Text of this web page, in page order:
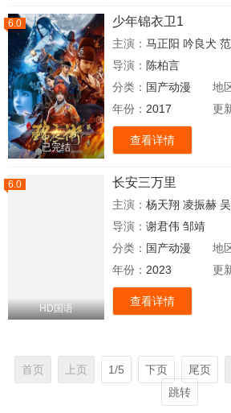
6.0
已完结
少年锦衣卫1
主演： 马正阳 吟良犬
导演： 陈柏言
分类： 国产动漫 地
年份： 2017 更
查看详情
6.0
HD国语
长安三万里
主演： 杨天翔 凌振赫
导演： 谢君伟 邹靖
分类： 国产动漫 地
年份： 2023 更
查看详情
首页 上页 1/5 下页
尾页
跳转